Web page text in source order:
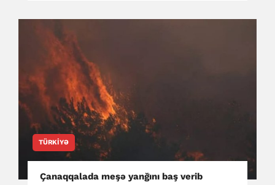
TÜRKIYƏ
Çanaqqalada meşə yanğını baş verib